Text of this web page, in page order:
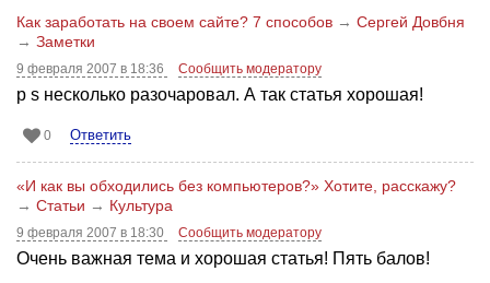
Как заработать на своем сайте? 7 способов → Сергей Довбня
→ Заметки
9 февраля 2007 в 18:36 Сообщить модератору
p s несколько разочаровал. А так статья хорошая!
0 Ответить
«И как вы обходились без компьютеров?» Хотите, расскажу?
→ Статьи → Культура
9 февраля 2007 в 18:30 Сообщить модератору
Очень важная тема и хорошая статья! Пять балов!